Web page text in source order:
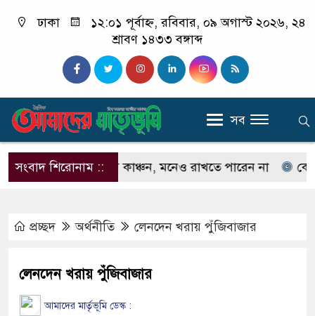
ঢাকা
১২:০১ পূর্বাহ্ন, রবিবার, ০৯ অগাস্ট ২০২৬, ২৪
শ্রাবণ ১৪৩৩ বঙ্গাব্দ
সব
সংবাদ শিরোনাম ::
না ইলিয়াস কাঞ্চন, মনেও রাখতে পারেন না কেউ যদি
প্রচ্ছদ অর্থনীতি লেনদেন খরায় পুঁজিবাজার
লেনদেন খরায় পুঁজিবাজার
আমাদের মার্তৃভূমি ডেস্ক :